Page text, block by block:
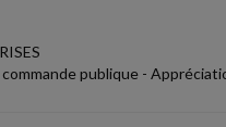
publique -